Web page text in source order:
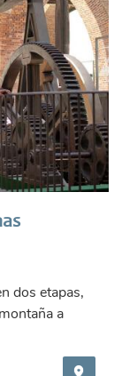
dos etapas,
a